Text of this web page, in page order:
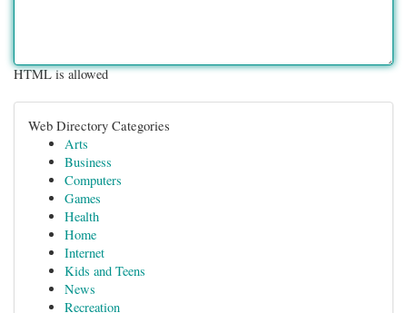
HTML is allowed
Web Directory Categories
Arts
Business
Computers
Games
Health
Home
Internet
Kids and Teens
News
Recreation